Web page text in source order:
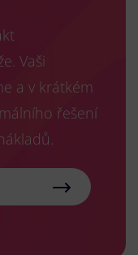
Vaši
a v krátkém
řešení